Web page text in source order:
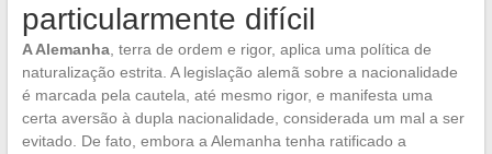
particularmente difícil
A Alemanha, terra de ordem e rigor, aplica uma política de
naturalização estrita. A legislação alemã sobre a nacionalidade
é marcada pela cautela, até mesmo rigor, e manifesta uma
certa aversão à dupla nacionalidade, considerada um mal a ser
evitado. De fato, embora a Alemanha tenha ratificado a